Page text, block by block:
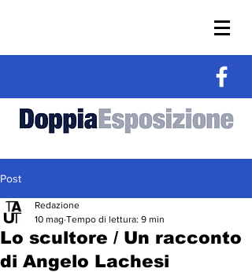
Post
Lo scultore / Un racconto
di Angelo Lachesi
Redazione
10 mag Tempo di lettura: 9 min